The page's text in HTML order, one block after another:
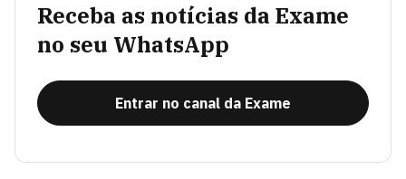
Receba as notícias da Exame
no seu WhatsApp
Entrar no canal da Exame